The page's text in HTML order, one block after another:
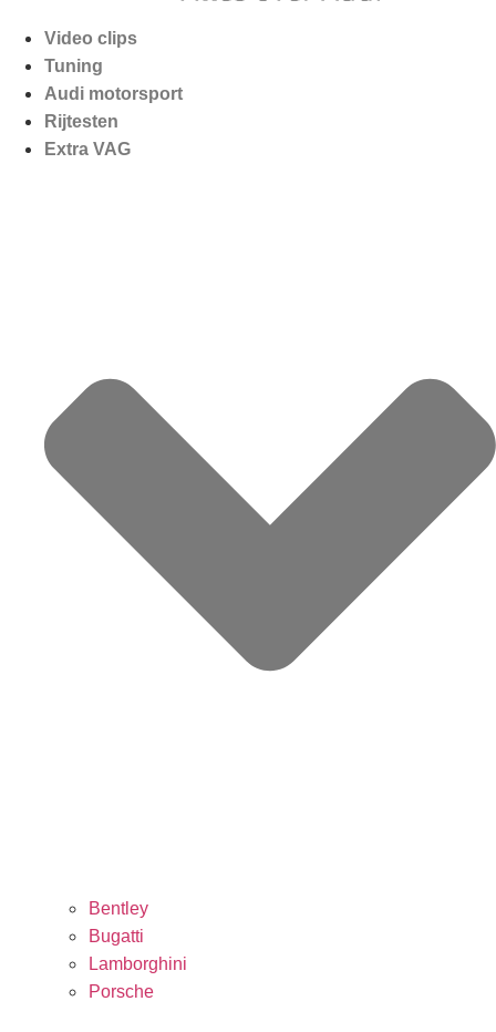
Video clips
Tuning
Audi motorsport
Rijtesten
Extra VAG
Bentley
Bugatti
Lamborghini
Porsche